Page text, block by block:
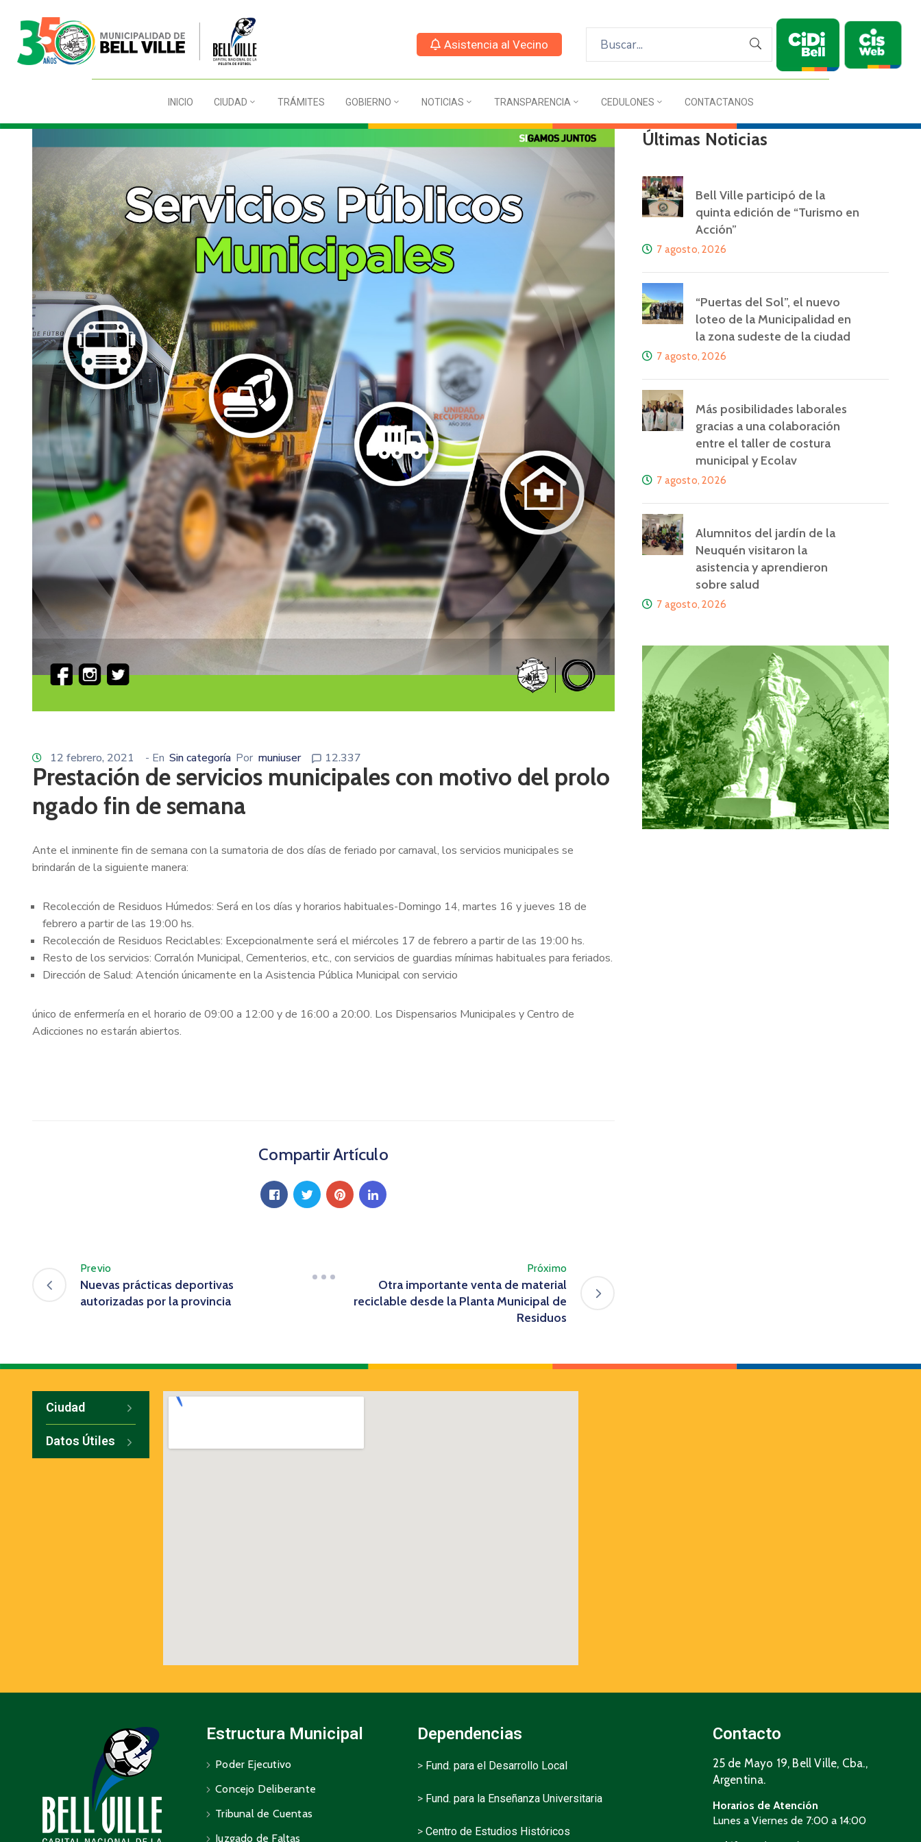
Asistencia al Vecino
INICIO CIUDAD TRÁMITES GOBIERNO NOTICIAS TRANSPARENCIA CEDULONES CONTACTANOS
12 febrero, 2021 - En Sin categoría Por muniuser 12.337
Prestación de servicios municipales con motivo del prolo
ngado fin de semana
Ante el inminente fin de semana con la sumatoria de dos días de feriado por carnaval, los servicios municipales se
brindarán de la siguiente manera:
Recolección de Residuos Húmedos: Será en los días y horarios habituales-Domingo 14, martes 16 y jueves 18 de
febrero a partir de las 19:00 hs.
Recolección de Residuos Reciclables: Excepcionalmente será el miércoles 17 de febrero a partir de las 19:00 hs.
Resto de los servicios: Corralón Municipal, Cementerios, etc., con servicios de guardias mínimas habituales para feriados.
Dirección de Salud: Atención únicamente en la Asistencia Pública Municipal con servicio
único de enfermería en el horario de 09:00 a 12:00 y de 16:00 a 20:00. Los Dispensarios Municipales y Centro de
Adicciones no estarán abiertos.
Compartir Artículo
Previo
Nuevas prácticas deportivas
autorizadas por la provincia
Próximo
Otra importante venta de material
reciclable desde la Planta Municipal de
Residuos
Últimas Noticias
Bell Ville participó de la
quinta edición de “Turismo en
Acción”
7 agosto, 2026
“Puertas del Sol”, el nuevo
loteo de la Municipalidad en
la zona sudeste de la ciudad
7 agosto, 2026
Más posibilidades laborales
gracias a una colaboración
entre el taller de costura
municipal y Ecolav
7 agosto, 2026
Alumnitos del jardín de la
Neuquén visitaron la
asistencia y aprendieron
sobre salud
7 agosto, 2026
Ciudad
Datos Útiles
Estructura Municipal
Poder Ejecutivo
Concejo Deliberante
Tribunal de Cuentas
Juzgado de Faltas
Dependencias
> Fund. para el Desarrollo Local
> Fund. para la Enseñanza Universitaria
> Centro de Estudios Históricos
Contacto
25 de Mayo 19, Bell Ville, Cba.,
Argentina.
Horarios de Atención
Lunes a Viernes de 7:00 a 14:00